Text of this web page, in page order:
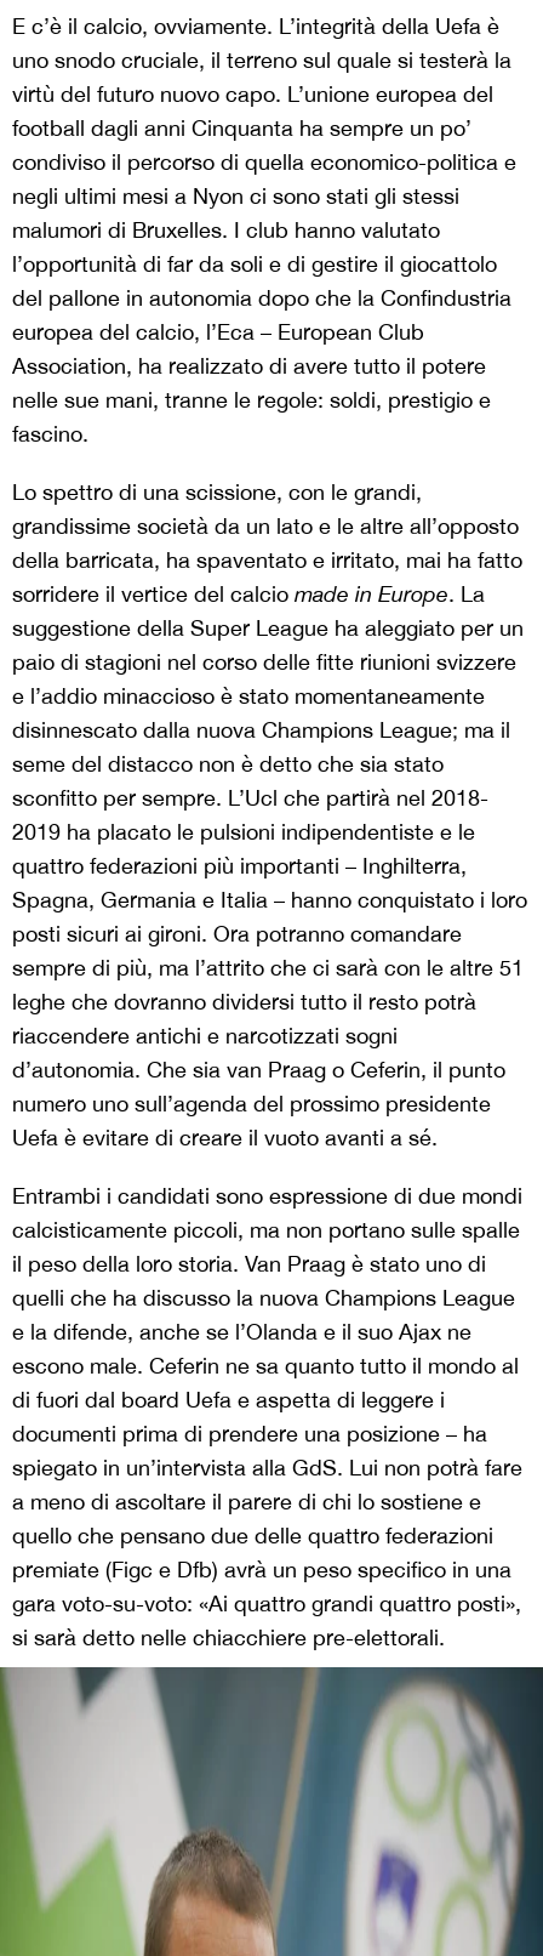
E c’è il calcio, ovviamente. L’integrità della Uefa è
uno snodo cruciale, il terreno sul quale si testerà la
virtù del futuro nuovo capo. L’unione europea del
football dagli anni Cinquanta ha sempre un po’
condiviso il percorso di quella economico-politica e
negli ultimi mesi a Nyon ci sono stati gli stessi
malumori di Bruxelles. I club hanno valutato
l’opportunità di far da soli e di gestire il giocattolo
del pallone in autonomia dopo che la Confindustria
europea del calcio, l’Eca – European Club
Association, ha realizzato di avere tutto il potere
nelle sue mani, tranne le regole: soldi, prestigio e
fascino.
Lo spettro di una scissione, con le grandi,
grandissime società da un lato e le altre all’opposto
della barricata, ha spaventato e irritato, mai ha fatto
sorridere il vertice del calcio made in Europe. La
suggestione della Super League ha aleggiato per un
paio di stagioni nel corso delle fitte riunioni svizzere
e l’addio minaccioso è stato momentaneamente
disinnescato dalla nuova Champions League; ma il
seme del distacco non è detto che sia stato
sconfitto per sempre. L’Ucl che partirà nel 2018-
2019 ha placato le pulsioni indipendentiste e le
quattro federazioni più importanti – Inghilterra,
Spagna, Germania e Italia – hanno conquistato i loro
posti sicuri ai gironi. Ora potranno comandare
sempre di più, ma l’attrito che ci sarà con le altre 51
leghe che dovranno dividersi tutto il resto potrà
riaccendere antichi e narcotizzati sogni
d’autonomia. Che sia van Praag o Ceferin, il punto
numero uno sull’agenda del prossimo presidente
Uefa è evitare di creare il vuoto avanti a sé.
Entrambi i candidati sono espressione di due mondi
calcisticamente piccoli, ma non portano sulle spalle
il peso della loro storia. Van Praag è stato uno di
quelli che ha discusso la nuova Champions League
e la difende, anche se l’Olanda e il suo Ajax ne
escono male. Ceferin ne sa quanto tutto il mondo al
di fuori dal board Uefa e aspetta di leggere i
documenti prima di prendere una posizione – ha
spiegato in un’intervista alla GdS. Lui non potrà fare
a meno di ascoltare il parere di chi lo sostiene e
quello che pensano due delle quattro federazioni
premiate (Figc e Dfb) avrà un peso specifico in una
gara voto-su-voto: «Ai quattro grandi quattro posti»,
si sarà detto nelle chiacchiere pre-elettorali.